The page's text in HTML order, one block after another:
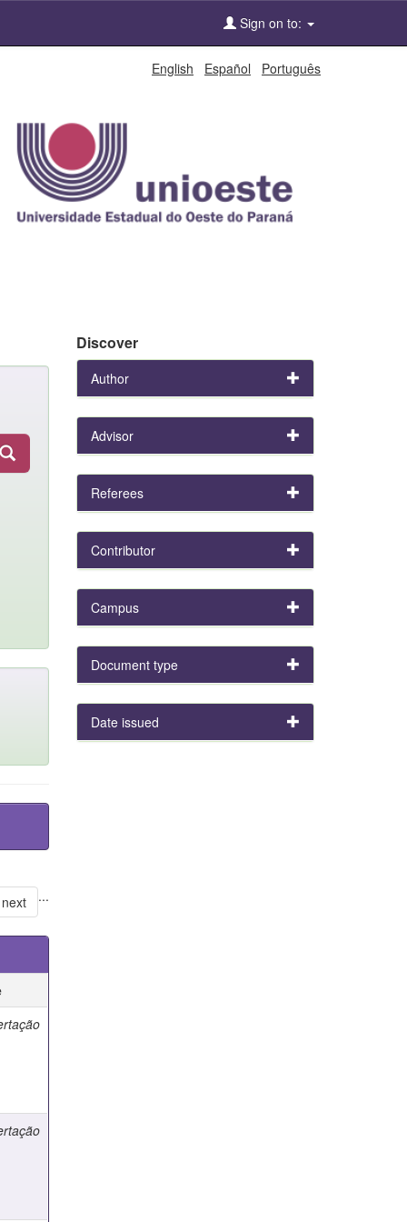
Sign on to:
English Español Português
...
next
Discover
Author
Advisor
Referees
Contributor
Campus
Document type
Date issued